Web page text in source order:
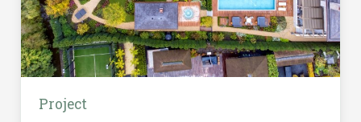
Project